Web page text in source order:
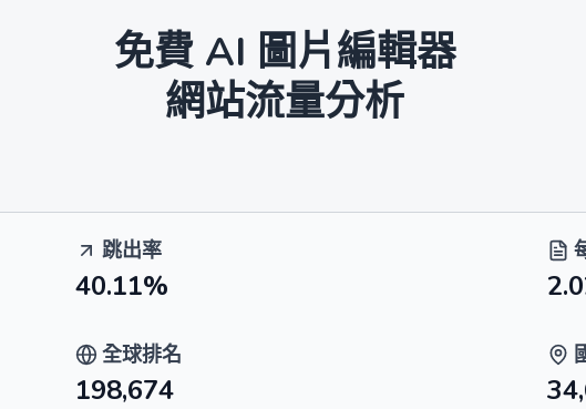
免費 AI 圖片編輯器
網站流量分析
跳出率
40.11%
全球排名
198,674